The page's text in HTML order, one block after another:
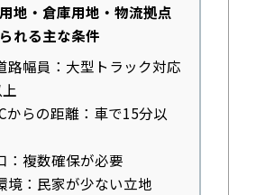
地・倉庫用地・物流拠点
れる主な条件
路幅員：大型トラック対応
からの距離：車で15分以
：複数確保が必要
境：民家が少ない立地